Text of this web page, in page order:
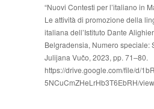
“Nuovi Contesti per l’italiano in
Le attività di promozione della
italiana dell’Istituto Dante
Belgradensia, Numero speciale:
Julijana Vučo, 2023, pp. 71–80.
https://drive.google.com/file/d/
5NCuCmZHeLrHb3T6EbRH/